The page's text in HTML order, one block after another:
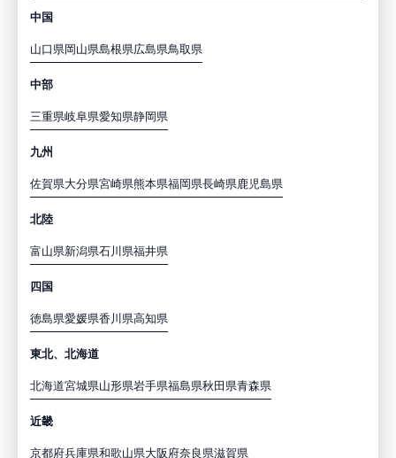
中国
山口県岡山県島根県広島県鳥取県
中部
三重県岐阜県愛知県静岡県
九州
佐賀県大分県宮崎県熊本県福岡県長崎県鹿児島県
北陸
富山県新潟県石川県福井県
四国
徳島県愛媛県香川県高知県
東北、北海道
北海道宮城県山形県岩手県福島県秋田県青森県
近畿
京都府兵庫県和歌山県大阪府奈良県滋賀県